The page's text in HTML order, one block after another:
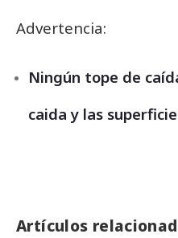
Advertencia:
Ningún tope de
caida y las
Artículos